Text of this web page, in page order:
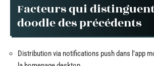
Facteurs qui
doodle des précédents
Distribution via notifications push dans l’app